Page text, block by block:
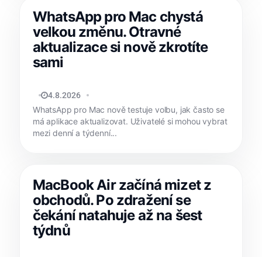
WhatsApp pro Mac chystá
velkou změnu. Otravné
aktualizace si nově zkrotíte
sami
JAN HOLEŠ
4.8.2026
WhatsApp pro Mac nově testuje volbu, jak často se
má aplikace aktualizovat. Uživatelé si mohou vybrat
mezi denní a týdenní...
MacBook Air začíná mizet z
obchodů. Po zdražení se
čekání natahuje až na šest
týdnů